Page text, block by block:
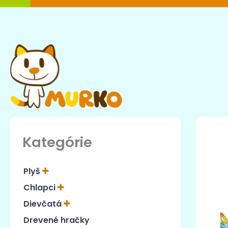
Preskočiť
Kategórie
Plyš
Chlapci
Dievčatá
Drevené hračky